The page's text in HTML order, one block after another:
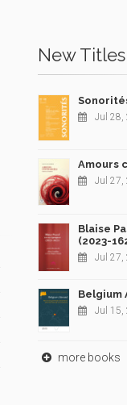
New Titles
Jul 28,
Amours
Jul 27,
Blaise
(2023-
Jul 27,
Belgium
Jul 15,
more books